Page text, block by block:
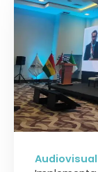
Audiovisual